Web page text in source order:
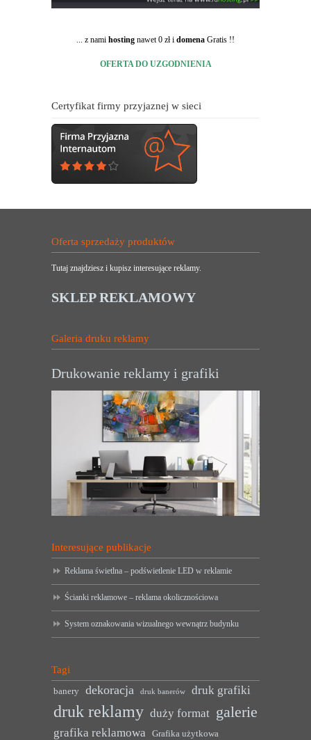
... z nami hosting nawet 0 zł i domena Gratis !!
OFERTA DO UZGODNIENIA
Certyfikat firmy przyjaznej w sieci
Oferta sprzedaży produktów
Tutaj znajdziesz i kupisz interesujące reklamy.
SKLEP REKLAMOWY
Galeria druku reklamy
Drukowanie reklamy i grafiki
Interesujące publikacje
Reklama świetlna – podświetlenie LED w reklamie
Ścianki reklamowe – reklama okolicznościowa
System oznakowania wizualnego wewnątrz budynku
Tagi
banery dekoracja druk banerów druk grafiki
druk reklamy duży format galerie
grafika reklamowa Grafika użytkowa